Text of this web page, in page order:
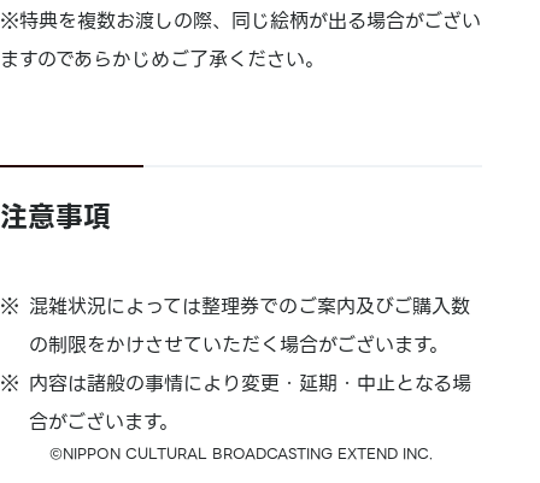
※特典を複数お渡しの際、同じ絵柄が出る場合がござい
ますのであらかじめご了承ください。
注意事項
混雑状況によっては整理券でのご案内及びご購入数
の制限をかけさせていただく場合がございます。
内容は諸般の事情により変更・延期・中止となる場
合がございます。
©NIPPON CULTURAL BROADCASTING EXTEND INC.